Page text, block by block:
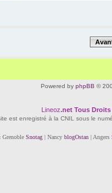
Powered by phpBB ©
Lineoz.netTous Droits
est enregistré à la CNIL sous le
Grenoble Snotag| Nancy blogOstan| Angers